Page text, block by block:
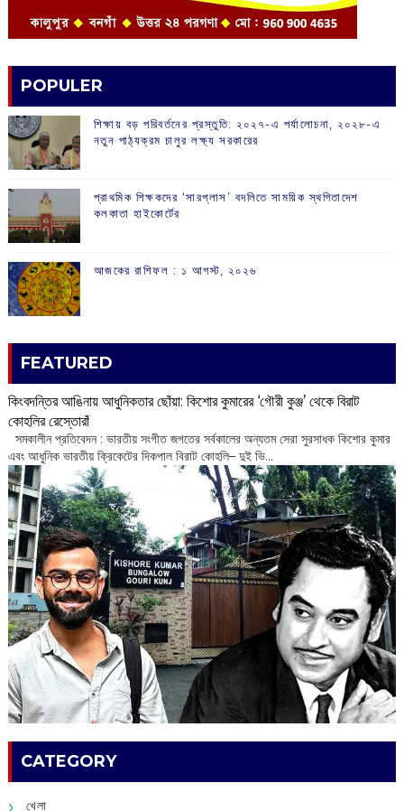
POPULER
শিক্ষায় বড় পরিবর্তনের প্রস্তুতি: ২০২৭-এ পর্যালোচনা, ২০২৮-এ
নতুন পাঠ্যক্রম চালুর লক্ষ্য সরকারের
প্রাথমিক শিক্ষকদের ‘সারপ্লাস’ বদলিতে সাময়িক স্থগিতাদেশ
কলকাতা হাইকোর্টের
আজকের রাশিফল :‌ ‌‌১ আগস্ট, ২০২৬
FEATURED
কিংবদন্তির আঙিনায় আধুনিকতার ছোঁয়া: কিশোর কুমারের ‘গৌরী কুঞ্জ’ থেকে বিরাট
কোহলির রেস্তোরাঁ
‌ সমকালীন প্রতিবেদন : ভারতীয় সংগীত জগতের সর্বকালের অন্যতম সেরা সুরসাধক কিশোর কুমার
এবং আধুনিক ভারতীয় ক্রিকেটের দিকপাল বিরাট কোহলি– ‌দুই ভি...
CATEGORY
খেলা